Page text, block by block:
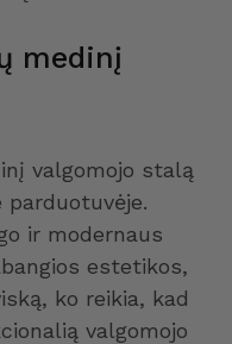
medinį
valgomojo stalą
parduotuvėje.
ir modernaus
estetikos,
ko reikia, kad
valgomojo